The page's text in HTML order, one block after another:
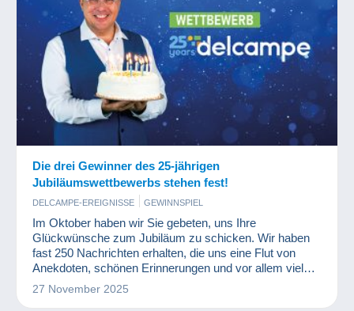
Die drei Gewinner des 25-jährigen
Jubiläumswettbewerbs stehen fest!
DELCAMPE-EREIGNISSE GEWINNSPIEL
Im Oktober haben wir Sie gebeten, uns Ihre
Glückwünsche zum Jubiläum zu schicken. Wir haben
fast 250 Nachrichten erhalten, die uns eine Flut von
Anekdoten, schönen Erinnerungen und vor allem viel
Wärme beschert haben.
27 November 2025